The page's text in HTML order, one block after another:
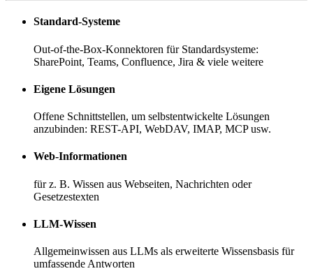
Standard-Systeme
Out-of-the-Box-Konnektoren für Standardsysteme:
SharePoint, Teams, Confluence, Jira & viele weitere
Eigene Lösungen
Offene Schnittstellen, um selbstentwickelte Lösungen
anzubinden: REST-API, WebDAV, IMAP, MCP usw.
Web-Informationen
für z. B. Wissen aus Webseiten, Nachrichten oder
Gesetzestexten
LLM-Wissen
Allgemeinwissen aus LLMs als erweiterte Wissensbasis für
umfassende Antworten